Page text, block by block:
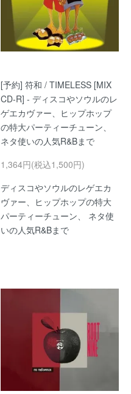
[予約] 符和 / TIMELESS [MIX
CD-R] - ディスコやソウルのレ
ゲエカヴァー、ヒップホップ
の特大パーティーチューン、
ネタ使いの人気R&Bまで
1,364円(税込1,500円)
ディスコやソウルのレゲエカ
ヴァー、ヒップホップの特大
パーティーチューン、 ネタ使
いの人気R&Bまで